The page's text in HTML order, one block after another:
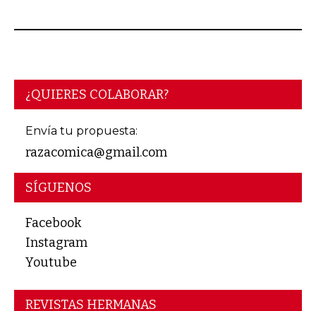
¿QUIERES COLABORAR?
Envía tu propuesta:
razacomica@gmail.com
SÍGUENOS
Facebook
Instagram
Youtube
REVISTAS HERMANAS